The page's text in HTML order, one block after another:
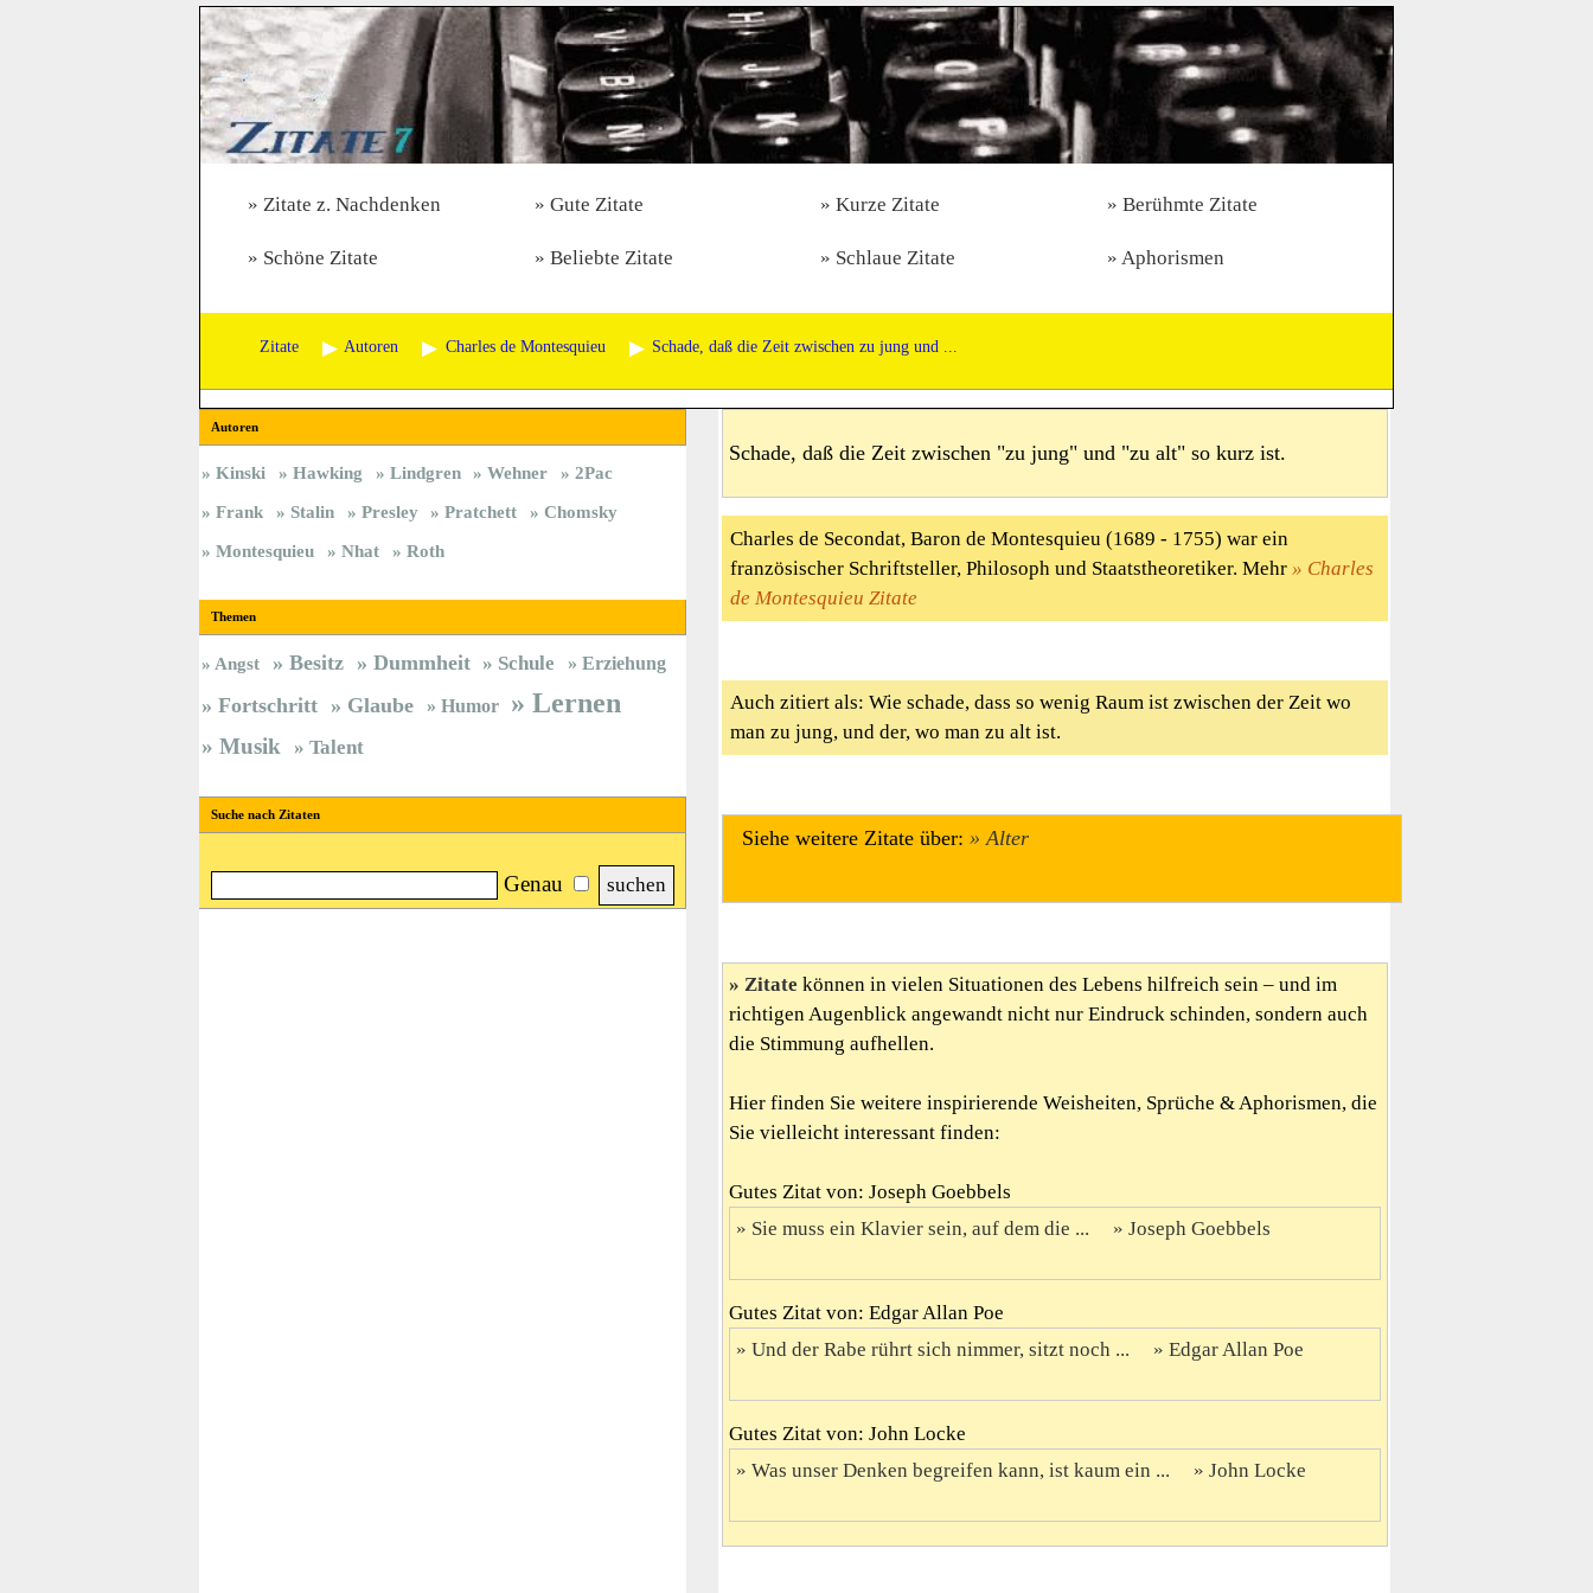
Zitate z. Nachdenken Gute Zitate Kurze Zitate Berühmte Zitate
Schöne Zitate Beliebte Zitate Schlaue Zitate Aphorismen
Zitate Autoren Charles de Montesquieu Schade, daß die Zeit zwischen zu jung und ...
Schade, daß die Zeit zwischen "zu jung" und "zu alt" so kurz ist.
Charles de Secondat, Baron de Montesquieu (1689 - 1755) war ein
französischer Schriftsteller, Philosoph und Staatstheoretiker. Mehr
Charles
de Montesquieu Zitate
Auch zitiert als: Wie schade, dass so wenig Raum ist zwischen der Zeit wo
man zu jung, und der, wo man zu alt ist.
Siehe weitere Zitate über: Alter
Zitate können in vielen Situationen des Lebens hilfreich sein – und im
richtigen Augenblick angewandt nicht nur Eindruck schinden, sondern auch
die Stimmung aufhellen.
Hier finden Sie weitere inspirierende Weisheiten, Sprüche & Aphorismen, die
Sie vielleicht interessant finden:
Gutes Zitat von: Joseph Goebbels
Sie muss ein Klavier sein, auf dem die ...
Joseph Goebbels
Gutes Zitat von: Edgar Allan Poe
Und der Rabe rührt sich nimmer, sitzt noch ...
Edgar Allan Poe
Gutes Zitat von: John Locke
Was unser Denken begreifen kann, ist kaum ein ...
John Locke
Autoren
Kinski Hawking Lindgren Wehner
2Pac
Frank
Stalin Presley Pratchett
Chomsky
Montesquieu
Nhat Roth
Themen
Angst Besitz Dummheit Schule Erziehung
Fortschritt Glaube Humor Lernen
Musik Talent
Suche nach Zitaten
Genau